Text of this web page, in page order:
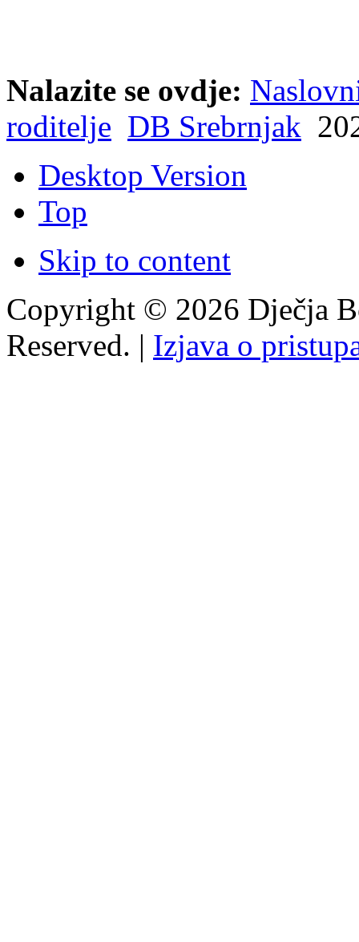
Nalazite se ovdje:
roditelje DB Srebrnjak
Desktop Version
Top
Skip to content
Copyright © 2026 Dječja
Reserved. | Izjava o